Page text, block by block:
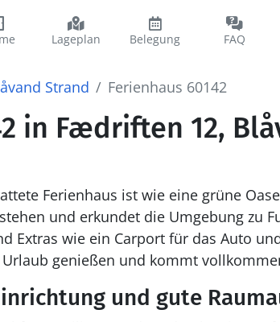
Lageplan Belegung FAQ
Strand Ferienhaus 60142
in Fædriften 12,
Ferienhaus ist wie eine grüne
und erkundet die Umgebung zu
Extras wie ein Carport für das Auto
genießen und kommt
und gute